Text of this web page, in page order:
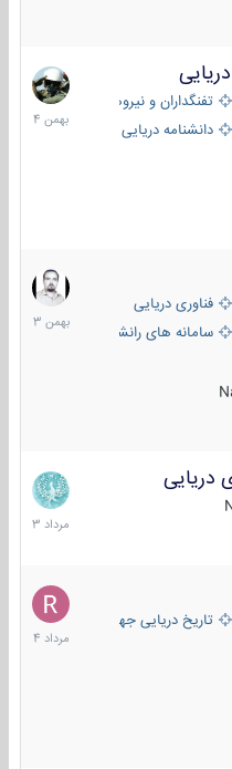
تفنگداران و نیروهای ویژه‌ی دریایی
مختلف
دانشنامه دریایی
22
بهمن
1404
فناوری دریایی
سامانه های رانشی دریایی
6
بهمن
1403
2
مرداد
1403
تاریخ دریایی جهان
16
مرداد
1404